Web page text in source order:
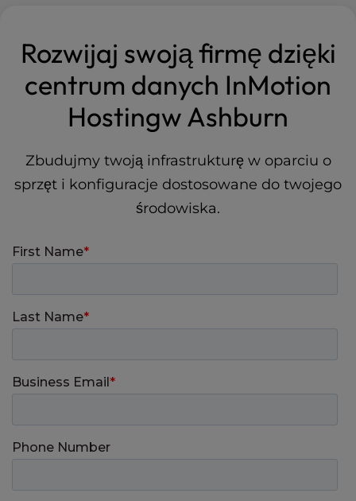
Rozwijaj swoją firmę dzięki
centrum danych InMotion
Hostingw Ashburn
Zbudujmy twoją infrastrukturę w oparciu o
sprzęt i konfiguracje dostosowane do twojego
środowiska.